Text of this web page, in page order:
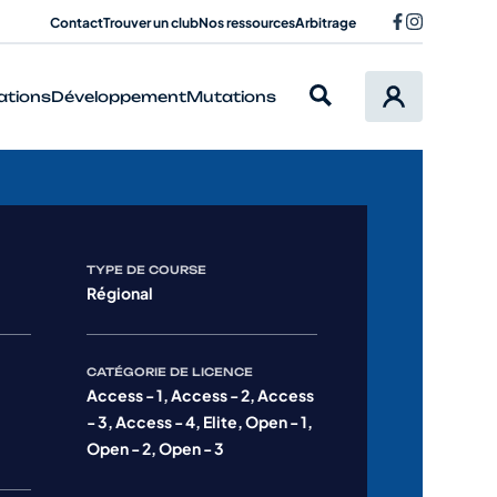
ContactTrouver un clubNos ressourcesArbitrage
DéveloppementMutations
TYPE DE COURSE
Régional
CATÉGORIE DE LICENCE
Access - 1, Access - 2, Access
- 3, Access - 4, Elite, Open - 1,
Open - 2, Open - 3